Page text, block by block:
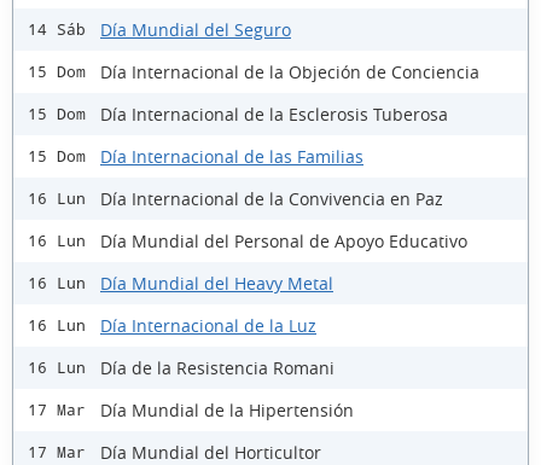
14 Sáb Día Mundial del Seguro
15 Dom Día Internacional de la Objeción de Conciencia
15 Dom Día Internacional de la Esclerosis Tuberosa
15 Dom Día Internacional de las Familias
16 Lun Día Internacional de la Convivencia en Paz
16 Lun Día Mundial del Personal de Apoyo Educativo
16 Lun Día Mundial del Heavy Metal
16 Lun Día Internacional de la Luz
16 Lun Día de la Resistencia Romani
17 Mar Día Mundial de la Hipertensión
17 Mar Día Mundial del Horticultor